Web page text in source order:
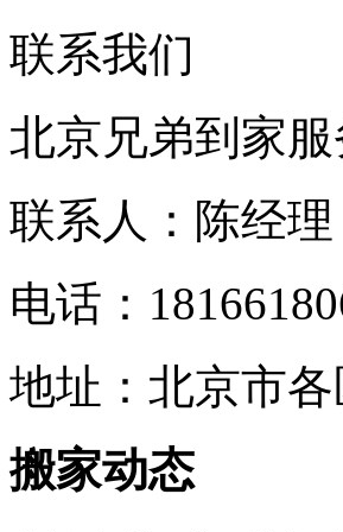
联系我们
北京兄弟到家服
联系人：陈经理
电话：
地址： 北京市
搬家动态